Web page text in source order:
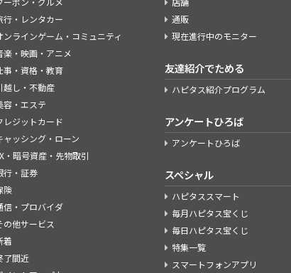
行・レンタカー
ンラインゲーム・コミュニティ
楽・映画・アニメ
事・資格・教育
越し・不動産
容・エステ
レジットカード
ャッシング・ローン
・暗号資産・先物取引
行・証券
険
信・プロバイダ
の他サービス
着
了間近
通販
現在進行中のモニター
友達紹介でためる
ハピタス紹介プログラム
アンケートひろば
アンケートひろば
スペシャル
ハピタススマート
毎月ハピタス宝くじ
毎日ハピタス宝くじ
特集一覧
スマートフォンアプリ